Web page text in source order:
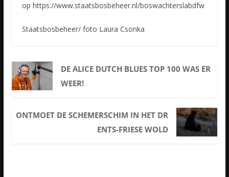
op https://www.staatsbosbeheer.nl/boswachterslabdfw
Staatsbosbeheer/ foto Laura Csonka
DE ALICE DUTCH BLUES TOP 100 WAS ER
WEER!
ONTMOET DE SCHEMERSCHIM IN HET DR
ENTS-FRIESE WOLD